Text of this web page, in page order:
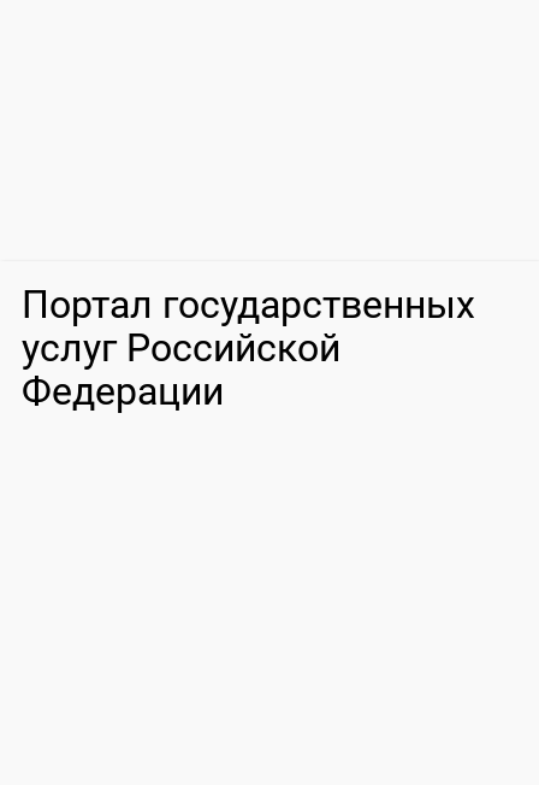
Портал государственных
услуг Российской
Федерации